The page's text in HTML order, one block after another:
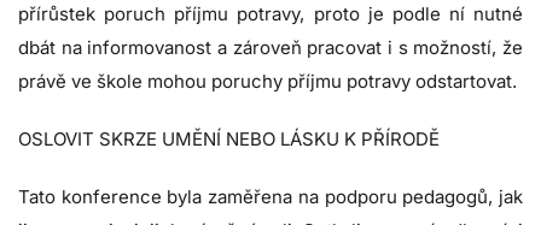
přírůstek poruch příjmu potravy, proto je podle ní nutné
dbát na informovanost a zároveň pracovat i s možností, že
právě ve škole mohou poruchy příjmu potravy odstartovat.
OSLOVIT SKRZE UMĚNÍ NEBO LÁSKU K PŘÍRODĚ
Tato konference byla zaměřena na podporu pedagogů, jak